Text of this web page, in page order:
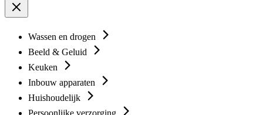
Wassen en drogen
Beeld & Geluid
Keuken
Inbouw apparaten
Huishoudelijk
Persoonlijke verzorging